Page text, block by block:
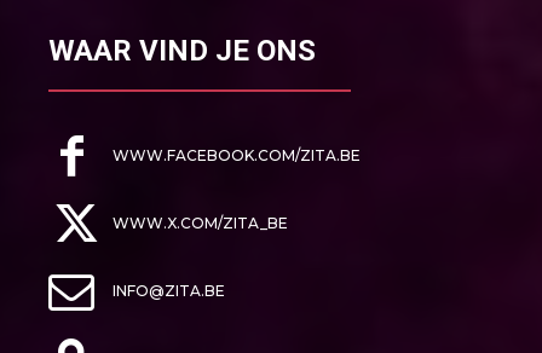
WAAR VIND JE ONS
WWW.FACEBOOK.COM/ZITA.BE
WWW.X.COM/ZITA_BE
INFO@ZITA.BE